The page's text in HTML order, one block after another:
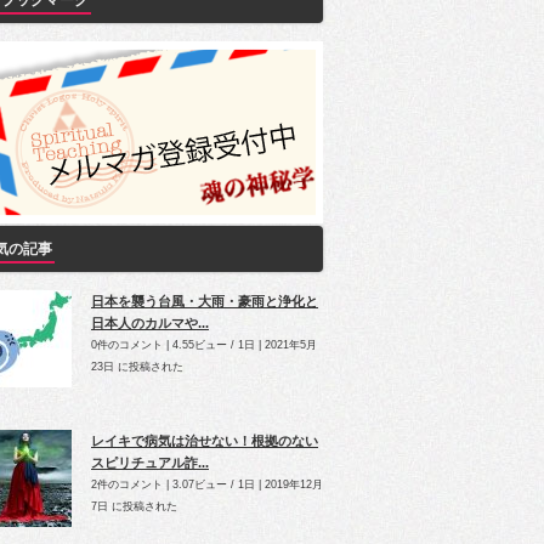
の記事
日本を襲う台風・大雨・豪雨と浄化と
日本人のカルマや...
0件のコメント 4.55ビュー / 1日
2021年5月
23日 に投稿された
レイキで病気は治せない！根拠のない
スピリチュアル詐...
2件のコメント 3.07ビュー / 1日
2019年12月
7日 に投稿された